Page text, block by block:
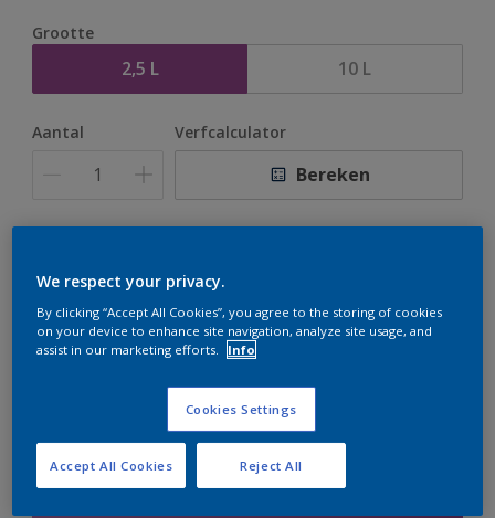
Grootte
2,5 L 10 L
Aantal Verfcalculator
Bereken
te bestellen. Houd de website in de gaten, we werken
Boodschappenlijst
We respect your privacy.
By clicking “Accept All Cookies”, you agree to the storing of cookies
on your device to enhance site navigation, analyze site usage, and
assist in our marketing efforts.
Info
Cookies Settings
Reject All
Accept All Cookies